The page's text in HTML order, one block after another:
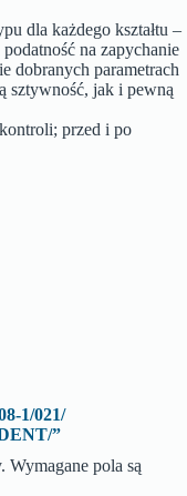
dla każdego kształtu –
na zapychanie
dobranych parametrach
sztywność, jak i pewną
przed i po
1/021/
”
Wymagane pola są